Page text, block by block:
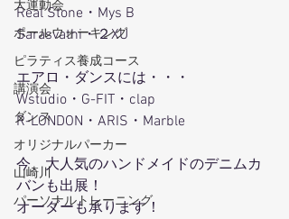
大運動会
ポールウォーキング
ピラティス養成コース
講演会
ダンス
オリジナルパーカー
山崎川
パーソナルトレーニング
Real Stone・Mys B
Sarasvathi・２XU
エアロ・ダンスには・・・
Wstudio・G-FIT・clap
R-LONDON・ARIS・Marble
今、大人気のハンドメイドのデニムカ
バンも出展！
オーダーも承ります！